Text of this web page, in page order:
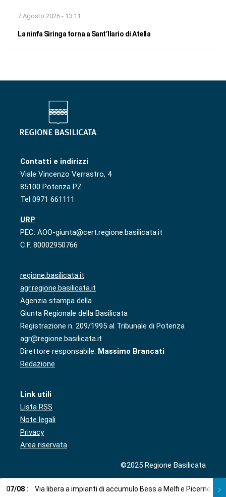
7 Agosto 2026 - 13:11
La ninfa Siringa torna a Sant’Ilario di Atella
Contatti e indirizzi
Viale Vincenzo Verrastro, 4
85100 Potenza PZ
Tel 0971 661111
URP
PEC: AOO-giunta@cert.regione.basilicata.it
C.F. 80002950766
regione.basilicata.it
agr.regione.basilicata.it
Agenzia stampa della
Giunta Regionale della Basilicata
Registrazione n. 209/1995 al Tribunale di Potenza
agr@regione.basilicata.it
Direttore responsabile: Massimo Brancati
Redazione
Link utili
Lista RSS
Note legali
Privacy
Area riservata
©2025 Regione Basilicata
07/08 : Via libera a impianti di accumulo Bess a Melfi e Picerno